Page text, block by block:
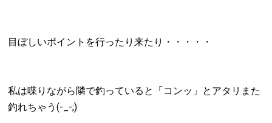
目ぼしいポイントを行ったり来たり・・・・・
私は喋りながら隣で釣っていると「コンッ」とアタリまた
釣れちゃう(-_-;)